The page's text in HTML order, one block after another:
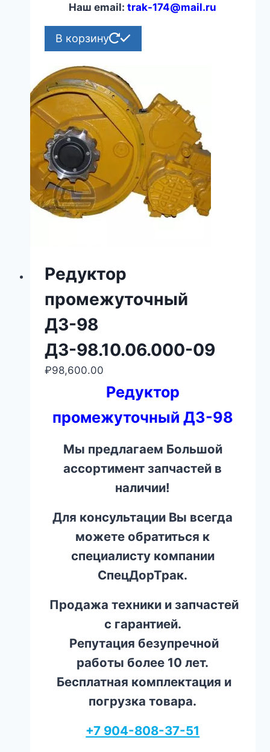
Наш email:trak-174@mail.ru
В корзину
Редуктор
промежуточный
ДЗ-98
ДЗ-98.10.06.000-09
₽98,600.00
Редуктор
промежуточный ДЗ-98
Мы предлагаем Большой
ассортимент запчастей в
наличии!
Для консультации Вы всегда
можете обратиться к
специалисту компании
СпецДорТрак.
Продажа техники и запчастей
с гарантией.
Репутация безупречной
работы более 10 лет.
Бесплатная комплектация и
погрузка товара.
+7 904-808-37-51